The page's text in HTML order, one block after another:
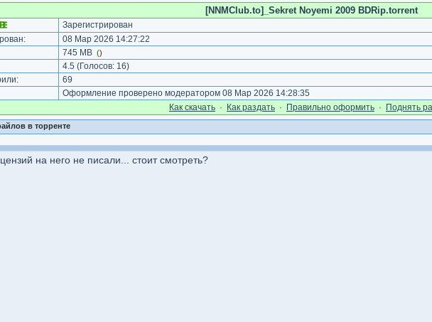
[NNMClub.to]_Sekret Noyemi 2009 BDRip.torrent
Зарегистрирован
08 Мар 2026 14:27:22
745 MB ()
4.5 (Голосов: 16)
69
Оформление проверено модератором 08 Мар 2026 14:28:35
Как cкачать · Как раздать · Правильно оформить · Поднять
в торренте
на него не писали... стоит смотреть?